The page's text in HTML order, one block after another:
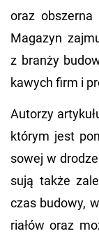
oraz ob­szer­na
Ma­ga­zyn
z bran­ży
ka­wych firm i
Au­to­rzy
któ­rym jest
so­wej w
su­ją także
czas bu­do­wy,
ria­łów oraz